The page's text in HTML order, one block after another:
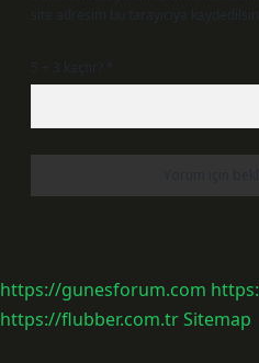
site adresim bu tarayıcıya kaydedilsin.
5 + 3 kaçtır? *
https://gunesforum.com
https://flubber.com.trSitemap